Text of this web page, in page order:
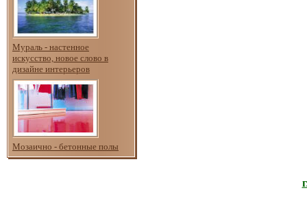
Мураль - настенное
искусство, новое слово в
дизайне интерьеров
Мозаично - бетонные полы